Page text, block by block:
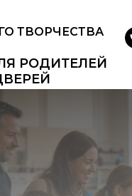
ТВОРЧЕСТВА
РОДИТЕЛЕЙ